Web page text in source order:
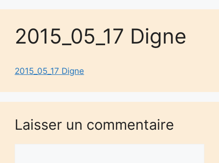
2015_05_17 Digne
2015_05_17 Digne
Laisser un commentaire